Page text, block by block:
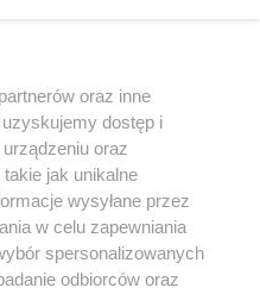
oraz inne
dostęp i
oraz
jak unikalne
wysyłane przez
w celu zapewniania
spersonalizowanych
odbiorców oraz